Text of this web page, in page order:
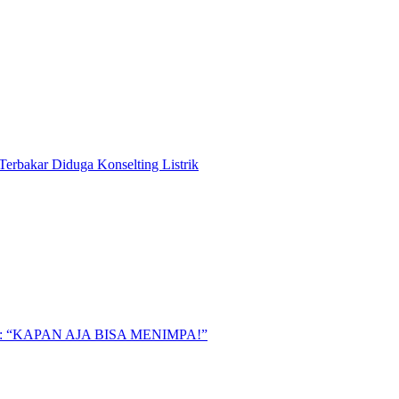
Diduga Konselting Listrik
AJA BISA MENIMPA!”